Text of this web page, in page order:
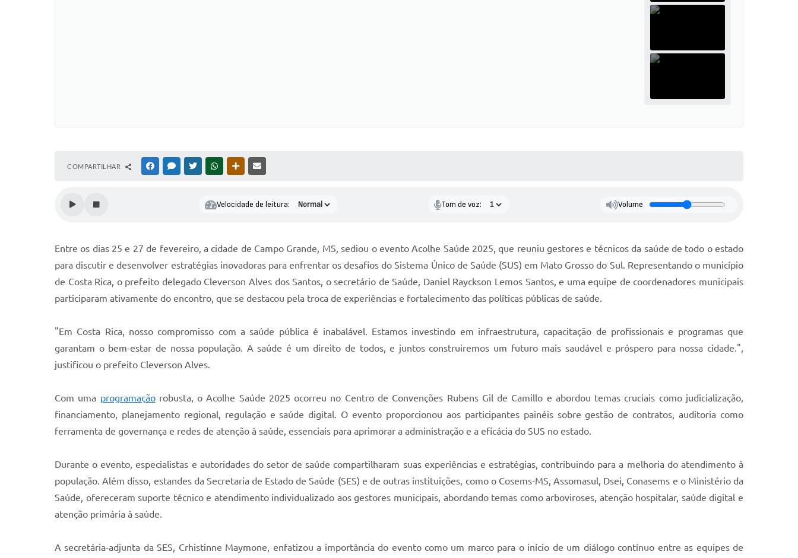
COMPARTILHAR FACEBOOKMESSENGER
TWITTERWHATSAPPOUTRAS MÍDIAS
Velocidade de leitura: Tom de voz: Volume
Entre os dias 25 e 27 de fevereiro, a cidade de Campo Grande, MS, sediou o evento Acolhe Saúde 2025, que reuniu gestores e técnicos da saúde de todo o estado
para discutir e desenvolver estratégias inovadoras para enfrentar os desafios do Sistema Único de Saúde (SUS) em Mato Grosso do Sul. Representando o município
de Costa Rica, o prefeito delegado Cleverson Alves dos Santos, o secretário de Saúde, Daniel Rayckson Lemos Santos, e uma equipe de coordenadores municipais
participaram ativamente do encontro, que se destacou pela troca de experiências e fortalecimento das políticas públicas de saúde.
"Em Costa Rica, nosso compromisso com a saúde pública é inabalável. Estamos investindo em infraestrutura, capacitação de profissionais e programas que
garantam o bem-estar de nossa população. A saúde é um direito de todos, e juntos construiremos um futuro mais saudável e próspero para nossa cidade.",
justificou o prefeito Cleverson Alves.
Com uma programaçãorobusta, o Acolhe Saúde 2025 ocorreu no Centro de Convenções Rubens Gil de Camillo e abordou temas cruciais como judicialização,
financiamento, planejamento regional, regulação e saúde digital. O evento proporcionou aos participantes painéis sobre gestão de contratos, auditoria como
ferramenta de governança e redes de atenção à saúde, essenciais para aprimorar a administração e a eficácia do SUS no estado.
Durante o evento, especialistas e autoridades do setor de saúde compartilharam suas experiências e estratégias, contribuindo para a melhoria do atendimento à
população. Além disso, estandes da Secretaria de Estado de Saúde (SES) e de outras instituições, como o Cosems-MS, Assomasul, Dsei, Conasems e o Ministério da
Saúde, ofereceram suporte técnico e atendimento individualizado aos gestores municipais, abordando temas como arboviroses, atenção hospitalar, saúde digital e
atenção primária à saúde.
A secretária-adjunta da SES, Crhistinne Maymone, enfatizou a importância do evento como um marco para o início de um diálogo contínuo entre as equipes de